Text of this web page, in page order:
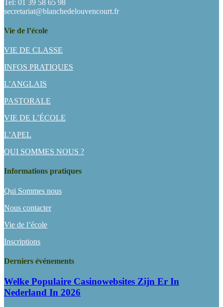
Tel: 01 39 58 65 98
secretariat@blanchedelouvencourt.fr
Vie de l’école
VIE DE CLASSE
INFOS PRATIQUES
L’ANGLAIS
PASTORALE
VIE DE L’ÉCOLE
L’APEL
QUI SOMMES NOUS ?
Informations pratiques
Qui Sommes nous
Nous contacter
Vie de l’école
Inscriptions
Derniers événements
Welke Populaire Casinowebsites Zijn Er In
Nederland In 2026